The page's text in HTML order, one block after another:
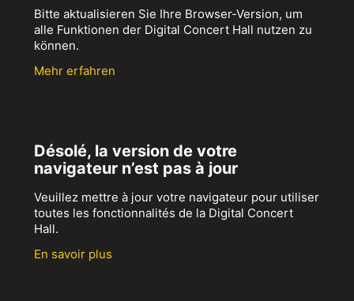
Bitte aktualisieren Sie Ihre Browser-Version, um
alle Funktionen der Digital Concert Hall nutzen zu
können.
Mehr erfahren
Désolé, la version de votre
navigateur n’est pas à jour
Veuillez mettre à jour votre navigateur pour utiliser
toutes les fonctionnalités de la Digital Concert
Hall.
En savoir plus